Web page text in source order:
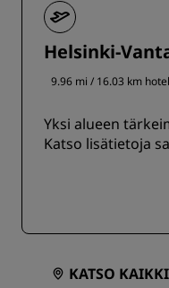
Helsinki-
9.96 mi / 16.03 km
Yksi alueen
Katso lisätietoja
KATSO